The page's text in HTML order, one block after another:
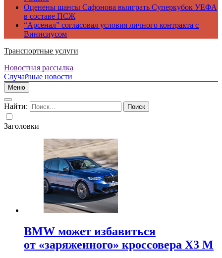
Оценены шансы Сафонова выиграть Суперкубок УЕФА
в составе ПСЖ
“Арсенал” согласовал условия личного контракта с
Винисиусом
Транспортные услуги
Новостная рассылка
Случайные новости
Меню
Найти:
Заголовки
BMW может избавиться
от «заряженного» кроссовера X3 M